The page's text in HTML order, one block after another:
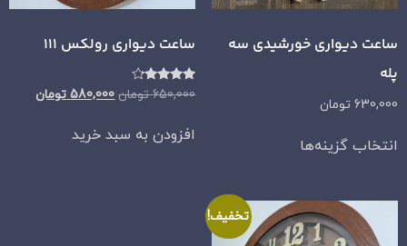
ساعت دیواری خورشیدی سه
پله
630,000 تومان
انتخاب گزینه‌ها
ساعت دیواری رولکس 111
امتیاز
4.00
650,000 تومان 580,000 تومان
افزودن به سبد خرید
تخفیف!